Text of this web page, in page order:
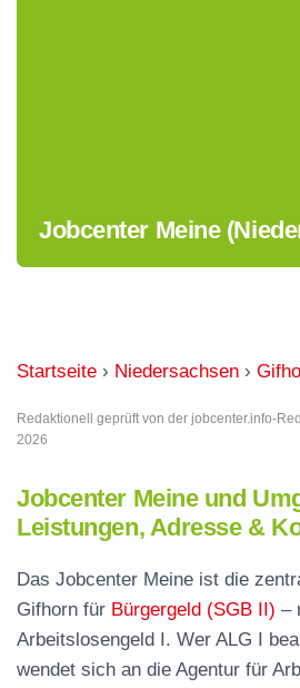
Jobcenter Meine
Startseite › Niedersachsen ›
Redaktionell geprüft von der jobcenter.info-
2026
Jobcenter Meine und
Leistungen, Adresse &
Das Jobcenter Meine ist die
Gifhorn für Bürgergeld (SGB II) –
Arbeitslosengeld I. Wer ALG I
wendet sich an die Agentur für